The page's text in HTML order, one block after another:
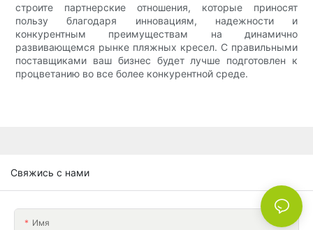
строите партнерские отношения, которые приносят
пользу благодаря инновациям, надежности и
конкурентным преимуществам на динамично
развивающемся рынке пляжных кресел. С правильными
поставщиками ваш бизнес будет лучше подготовлен к
процветанию во все более конкурентной среде.
Свяжись с нами
Имя